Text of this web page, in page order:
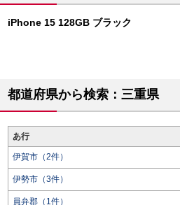
iPhone 15 128GB ブラック
都道府県から検索：三重県
あ行
伊賀市（2件）
伊勢市（3件）
員弁郡（1件）